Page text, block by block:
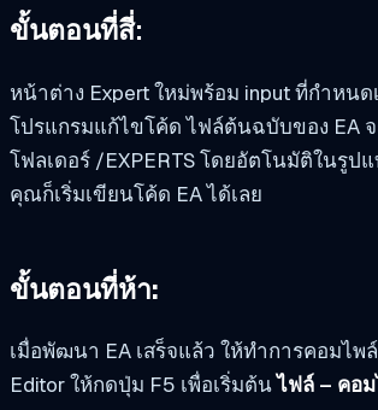
ขั้นตอนที่สี่:
หน้าต่าง Expert ใหม่พร้อม input ที่กำหนด
โปรแกรมแก้ไขโค้ด ไฟล์ต้นฉบับของ EA
โฟลเดอร์ /EXPERTS โดยอัตโนมัติในรูป
คุณก็เริ่มเขียนโค้ด EA ได้เลย
ขั้นตอนที่ห้า:
เมื่อพัฒนา EA เสร็จแล้ว ให้ทำการคอมไพ
Editor ให้กดปุ่ม F5 เพื่อเริ่มต้นไฟล์ – คอ